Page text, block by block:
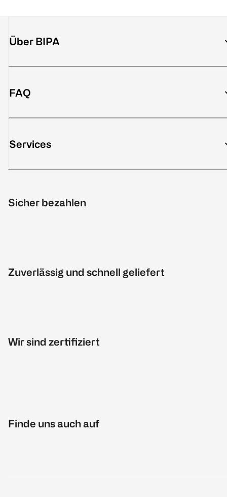
Über BIPA
FAQ
Services
Sicher bezahlen
Zuverlässig und schnell geliefert
Wir sind zertifiziert
Finde uns auch auf